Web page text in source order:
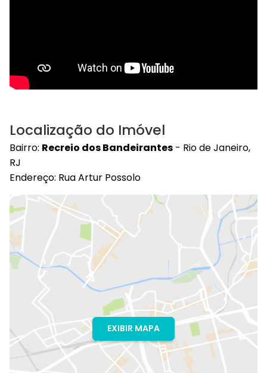
Localização do Imóvel
Bairro: Recreio dos Bandeirantes - Rio de Janeiro,
RJ
Endereço: Rua Artur Possolo
EXIBIR MAPA